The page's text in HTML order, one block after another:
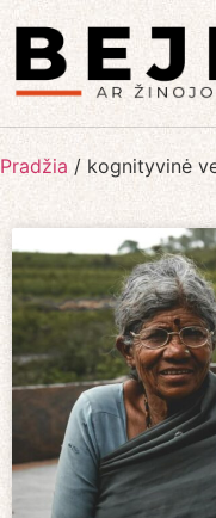
Pradžia / kognityvinė